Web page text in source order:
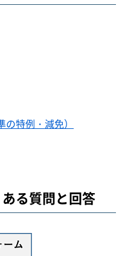
特例・減免）
る質問と回答